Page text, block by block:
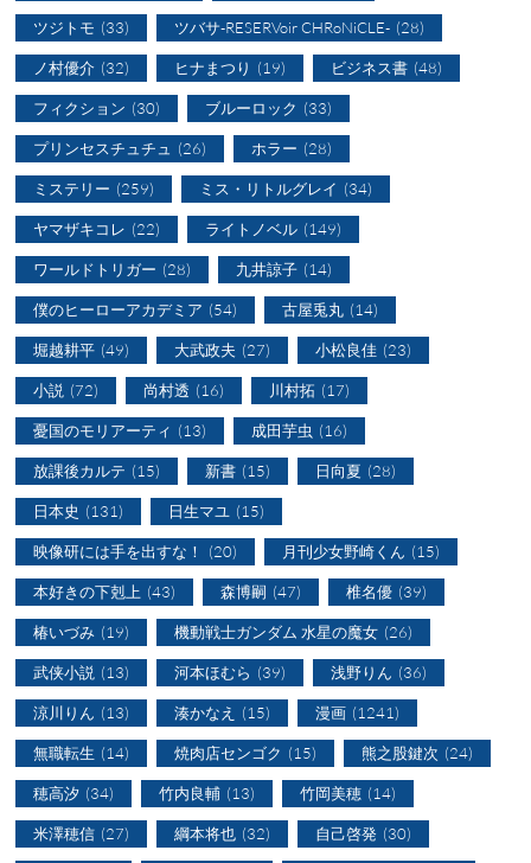
ツジトモ (33) ツバサ-RESERVoir CHRoNiCLE- (28)
ノ村優介 (32) ヒナまつり (19) ビジネス書 (48)
フィクション (30) ブルーロック (33)
プリンセスチュチュ (26) ホラー (28)
ミステリー (259) ミス・リトルグレイ (34)
ヤマザキコレ (22) ライトノベル (149)
ワールドトリガー (28) 九井諒子 (14)
僕のヒーローアカデミア (54) 古屋兎丸 (14)
堀越耕平 (49) 大武政夫 (27) 小松良佳 (23)
小説 (72) 尚村透 (16) 川村拓 (17)
憂国のモリアーティ (13) 成田芋虫 (16)
放課後カルテ (15) 新書 (15) 日向夏 (28)
日本史 (131) 日生マユ (15)
映像研には手を出すな！ (20) 月刊少女野崎くん (15)
本好きの下剋上 (43) 森博嗣 (47) 椎名優 (39)
椿いづみ (19) 機動戦士ガンダム 水星の魔女 (26)
武侠小説 (13) 河本ほむら (39) 浅野りん (36)
涼川りん (13) 湊かなえ (15) 漫画 (1241)
無職転生 (14) 焼肉店センゴク (15) 熊之股鍵次 (24)
穂高汐 (34) 竹内良輔 (13) 竹岡美穂 (14)
米澤穂信 (27) 綱本将也 (32) 自己啓発 (30)